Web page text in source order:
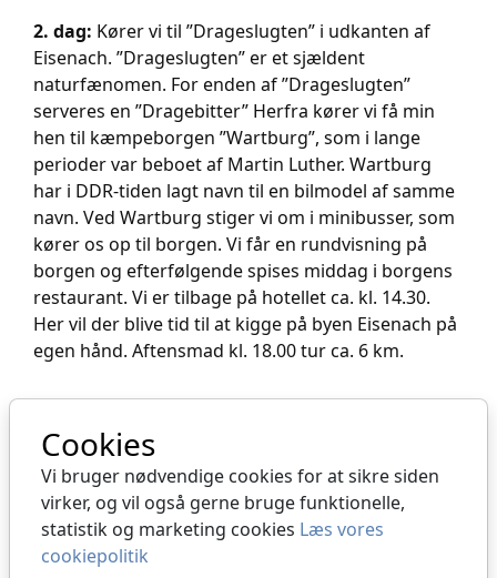
Cookies
Vi bruger nødvendige cookies for at sikre siden
virker, og vil også gerne bruge funktionelle,
statistik og marketing cookies Læs vores
cookiepolitik
2. dag: Kører vi til ”Drageslugten” i udkanten af
Eisenach. ”Drageslugten” er et sjældent
naturfænomen. For enden af ”Drageslugten”
serveres en ”Dragebitter” Herfra kører vi få min
hen til kæmpeborgen ”Wartburg”, som i lange
perioder var beboet af Martin Luther. Wartburg
har i DDR-tiden lagt navn til en bilmodel af samme
navn. Ved Wartburg stiger vi om i minibusser, som
kører os op til borgen. Vi får en rundvisning på
borgen og efterfølgende spises middag i borgens
restaurant. Vi er tilbage på hotellet ca. kl. 14.30.
Her vil der blive tid til at kigge på byen Eisenach på
egen hånd. Aftensmad kl. 18.00 tur ca. 6 km.
opleve en såkaldt ”Baumkronenpfad” der oversat
betyder ”Trætop vandring” på gangsikre stier i
toppen af de høje træer med udsigt over den
smukke natur fra oven.